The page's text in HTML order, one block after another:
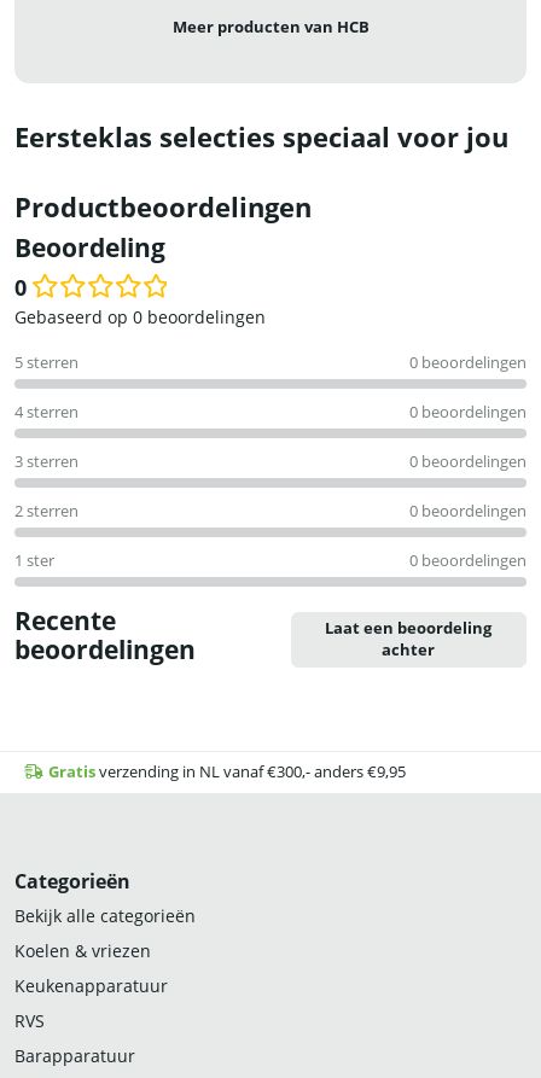
Meer producten van HCB
Eersteklas selecties speciaal voor jou
Productbeoordelingen
Beoordeling
0
Waardering
uit
5
Gebaseerd op 0 beoordelingen
5 sterren 0 beoordelingen
4 sterren 0 beoordelingen
3 sterren 0 beoordelingen
2 sterren 0 beoordelingen
1 ster 0 beoordelingen
Recente
beoordelingen
Laat een beoordeling
achter
Gratisverzending in NL vanaf €300,- anders €9,95
Categorieën
Bekijk alle categorieën
Koelen & vriezen
Keukenapparatuur
RVS
Barapparatuur